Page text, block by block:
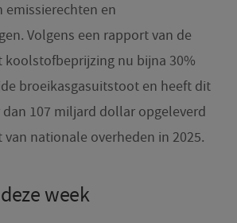
emissierechten en
Volgens een rapport van de
koolstofbeprijzing nu bijna 30%
broeikasgasuitstoot en heeft dit
107 miljard dollar opgeleverd
nationale overheden in 2025.
week